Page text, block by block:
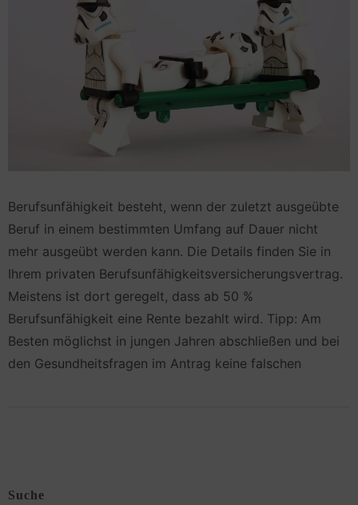
Berufsunfähigkeit besteht, wenn der zuletzt ausgeübte
Beruf in einem bestimmten Umfang auf Dauer nicht
mehr ausgeübt werden kann. Die Details finden Sie in
Ihrem privaten Berufsunfähigkeitsversicherungsvertrag.
Meistens ist dort geregelt, dass ab 50 %
Berufsunfähigkeit eine Rente bezahlt wird. Tipp: Am
Besten möglichst in jungen Jahren abschließen und bei
den Gesundheitsfragen im Antrag keine falschen
Suche